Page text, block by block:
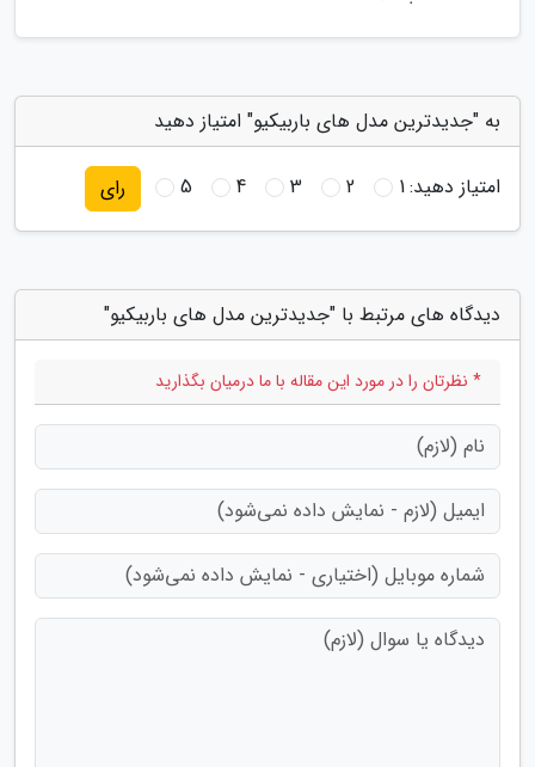
به "جدیدترین مدل های باربیکیو" امتیاز دهید
امتیاز دهید:1
2
3
4
5 رای
دیدگاه های مرتبط با "جدیدترین مدل های باربیکیو"
* نظرتان را در مورد این مقاله با ما درمیان بگذارید